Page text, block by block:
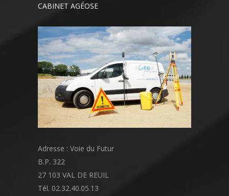
CABINET AGÉOSE
Adresse : Voie du Futur
B.P. 322
27 103 VAL DE REUIL
Tél. 02.32.40.05.13